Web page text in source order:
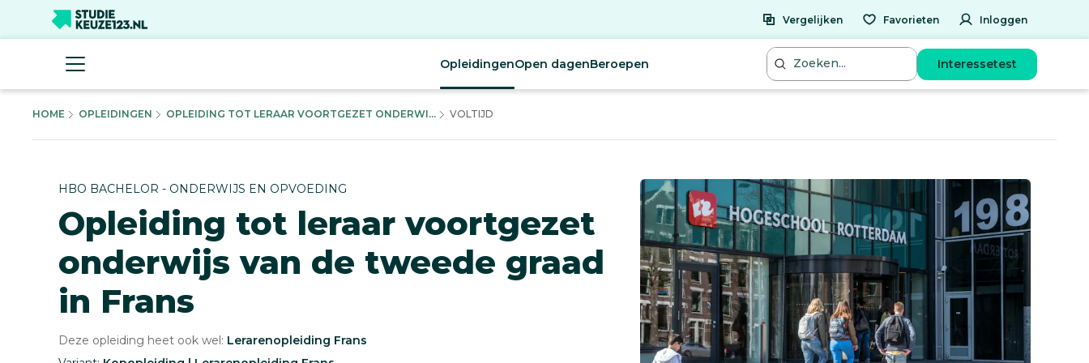
Vergelijken Favorieten Inloggen
OpleidingenOpen dagenBeroepen Interessetest
HOME OPLEIDINGEN OPLEIDING TOT LERAAR VOORTGEZET ONDERWI... VOLTIJD
HBO BACHELOR - ONDERWIJS EN OPVOEDING
Opleiding tot leraar voortgezet
onderwijs van de tweede graad
in Frans
Deze opleiding heet ook wel: Lerarenopleiding Frans